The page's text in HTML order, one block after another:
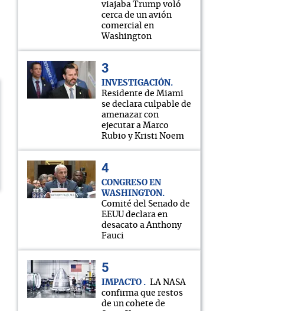
viajaba Trump voló
cerca de un avión
comercial en
Washington
INVESTIGACIÓN
Residente de Miami
se declara culpable de
amenazar con
ejecutar a Marco
Rubio y Kristi Noem
CONGRESO EN
WASHINGTON
Comité del Senado de
EEUU declara en
desacato a Anthony
Fauci
IMPACTO
LA NASA
confirma que restos
de un cohete de